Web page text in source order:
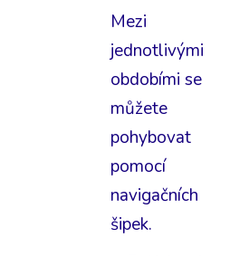
Mezi
jednotlivými
obdobími se
můžete
pohybovat
pomocí
navigačních
šipek.